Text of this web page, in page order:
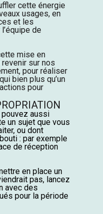
cette énergie
usages, en
et les
l’équipe de
mise en
sur nos
pour réaliser
qui bien plus qu’un
pour
aussi
un sujet que vous
ou dont
: par exemple
de réception
en place un
pas, lancez
avec des
pour la période